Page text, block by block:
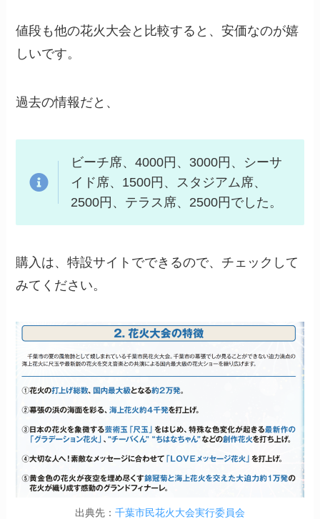
値段も他の花火大会と比較すると、安価なのが嬉
しいです。
過去の情報だと、
ビーチ席、4000円、3000円、シーサ
イド席、1500円、スタジアム席、
2500円、テラス席、2500円でした。
購入は、特設サイトでできるので、チェックして
みてください。
出典先： 千葉市民花火大会実行委員会